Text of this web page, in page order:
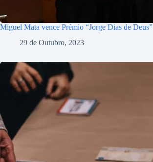
Miguel Mata vence Prémio “Jorge Dias de Deus”
29 de Outubro, 2023